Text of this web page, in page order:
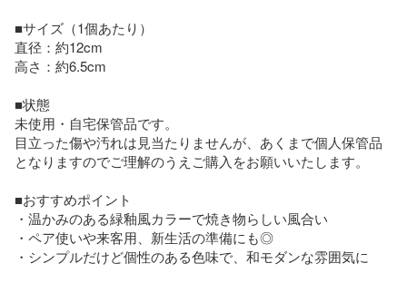
■サイズ（1個あたり）
直径：約12cm
高さ：約6.5cm
■状態
未使用・自宅保管品です。
目立った傷や汚れは見当たりませんが、あくまで個人保管品
となりますのでご理解のうえご購入をお願いいたします。
■おすすめポイント
・温かみのある緑釉風カラーで焼き物らしい風合い
・ペア使いや来客用、新生活の準備にも◎
・シンプルだけど個性のある色味で、和モダンな雰囲気に